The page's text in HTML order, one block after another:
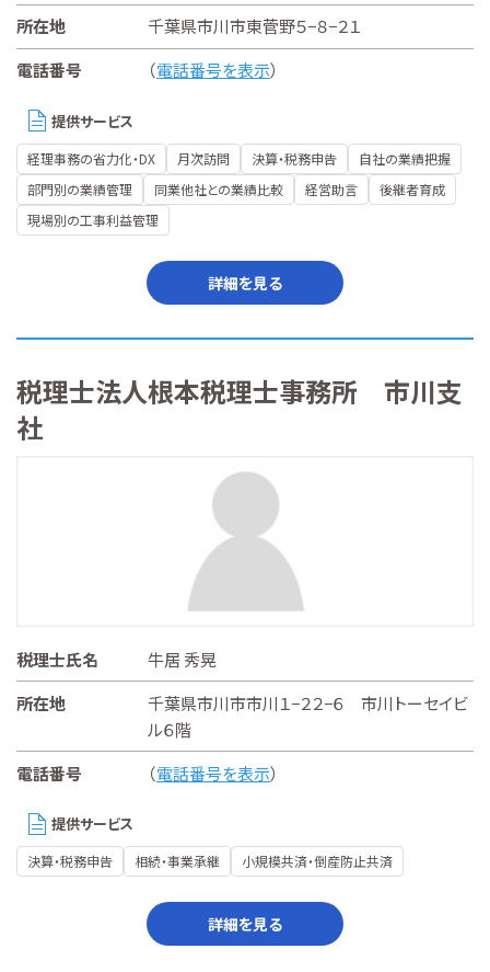
所在地
千葉県市川市東菅野５−８−２１
電話番号
（電話番号を表示）
提供サービス
経理事務の省力化・DX 月次訪問 決算・税務申告
自社の業績把握
部門別の業績管理
同業他社との業績比較 経営助言
後継者育成
現場別の工事利益管理
詳細を見る
税理士法人根本税理士事務所 市川支
社
税理士氏名
牛居 秀晃
所在地
千葉県市川市市川１−２２−６ 市川トーセイビ
ル６階
電話番号
（電話番号を表示）
提供サービス
決算・税務申告 相続・事業承継 小規模共済・倒産防止共済
詳細を見る